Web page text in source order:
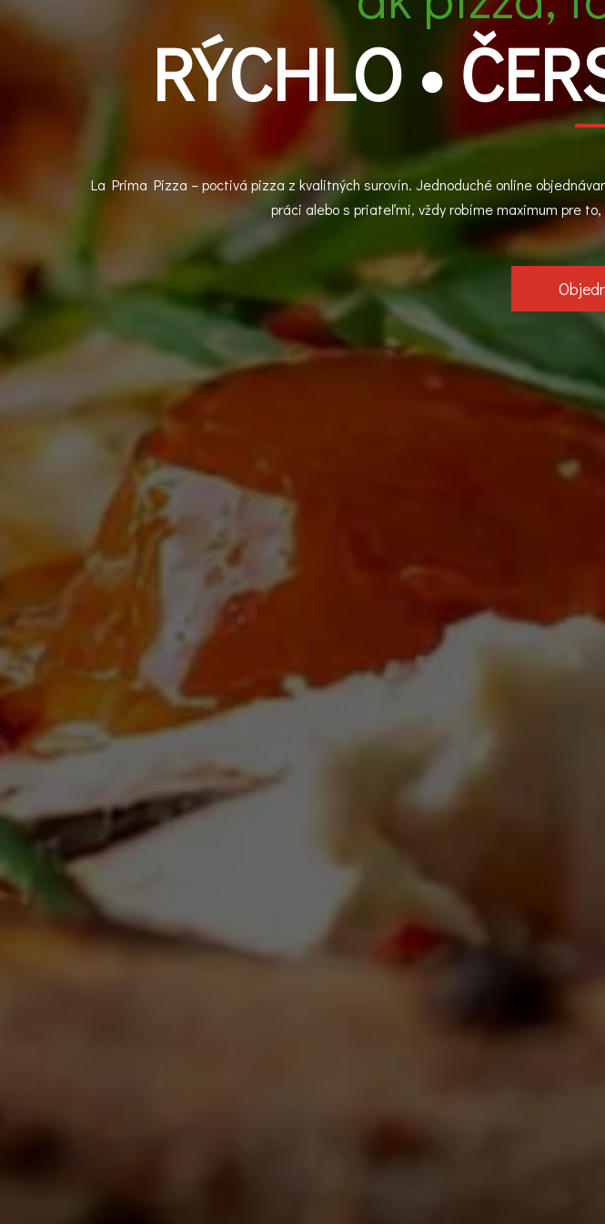
RÝCHLO •
La Prima Pizza – poctivá pizza z kvalitných surovín. Jednoduché online
práci alebo s priateľmi, vždy robíme maximum pre